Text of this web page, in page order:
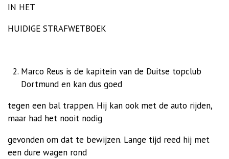
IN HET
HUIDIGE STRAFWETBOEK
Marco Reus is de kapitein van de Duitse topclub
Dortmund en kan dus goed
tegen een bal trappen. Hij kan ook met de auto rijden,
maar had het nooit nodig
gevonden om dat te bewijzen. Lange tijd reed hij met
een dure wagen rond